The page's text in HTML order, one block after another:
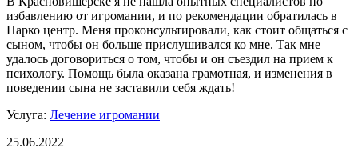
избавлению от игромании, и по рекомендации обратилась в
Нарко центр. Меня проконсультировали, как стоит общаться с
сыном, чтобы он больше прислушивался ко мне. Так мне
удалось договориться о том, чтобы и он съездил на прием к
психологу. Помощь была оказана грамотная, и изменения в
поведении сына не заставили себя ждать!
Услуга: Лечение игромании
25.06.2022